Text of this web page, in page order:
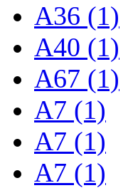
A36 (1)
A40 (1)
A67 (1)
A7 (1)
A7 (1)
A7 (1)